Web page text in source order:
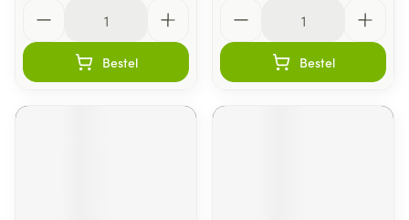
Bestel Bestel